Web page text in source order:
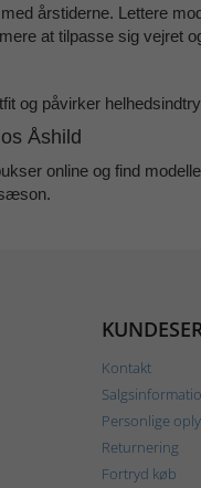
årstiderne. Lettere
at tilpasse sig vejret
og påvirker
Åshild
online og find
Kontakt
Personlige
Returnering
Fortryd køb